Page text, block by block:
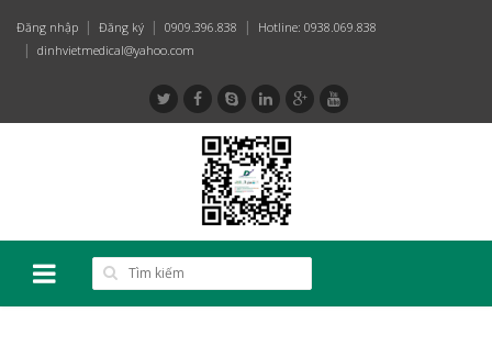
Đăng nhập Đăng ký 0909.396.838
Hotline: 0938.069.838
dinhvietmedical@yahoo.com